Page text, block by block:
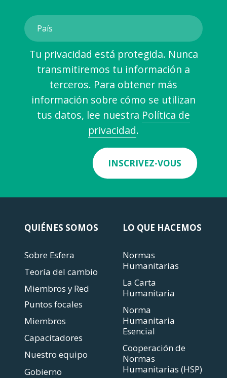
Tu privacidad está protegida. Nunca
transmitiremos tu información a
terceros. Para obtener más
información sobre cómo se utilizan
tus datos, lee nuestra Política de
privacidad.
INSCRIVEZ-VOUS
QUIÉNES SOMOS
Sobre Esfera
Teoría del cambio
Miembros y Red
Puntos focales
Miembros
Capacitadores
Nuestro equipo
Gobierno
LO QUE HACEMOS
Normas
Humanitarias
La Carta
Humanitaria
Norma
Humanitaria
Esencial
Cooperación de
Normas
Humanitarias (HSP)